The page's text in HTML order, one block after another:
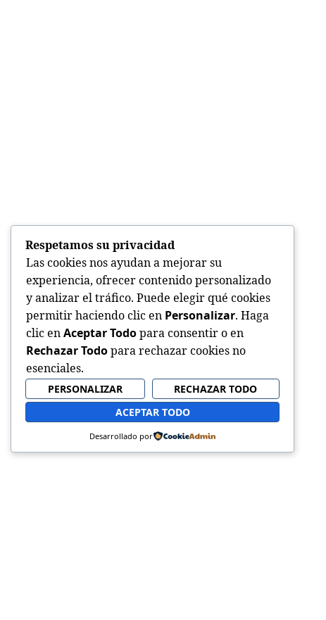
Respetamos su privacidad
Las cookies nos ayudan a mejorar su
experiencia, ofrecer contenido personalizado
y analizar el tráfico. Puede elegir qué cookies
permitir haciendo clic en Personalizar. Haga
clic enAceptar Todopara consentir o en
Rechazar Todopara rechazar cookies no
esenciales.
PERSONALIZAR
RECHAZAR TODO
ACEPTAR TODO
Desarrollado por